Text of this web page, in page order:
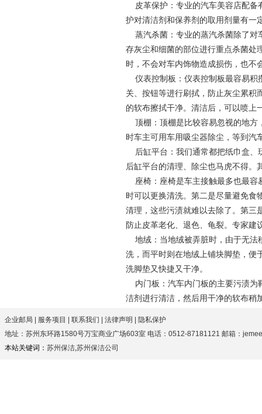
皮革保护：专业的汽车美容店配备
护对清洁剂和保养剂的取用剂量有一
蒸汽杀菌：专业的蒸汽杀菌除了对
存灰尘和细菌的部位进行重点杀菌处
时，不会对车内饰物造成损伤，也不
仪表控制板：仪表控制板最容易积
关、按钮等进行刷拭，防止灰尘累积
的软布擦拭干净。 清洁后，可以喷上
顶棚：顶棚是比较容易忽视的地方
时车主可用车用吸尘器除尘，等到汽
后缸平台：我们通常都把纸巾盒、
后缸平台的清理、除尘也马虎不得。
座椅：座椅是车主接触最多也最容
时可以更换清洗。第二是尽量避免食
清理，这些污渍就难以去除了。第三
防止皮革老化、退色、龟裂。专家建
地绒：当地绒被弄脏时，由于无法
洗 ，而平时则在地绒上铺块脚垫，
洗脚垫又快捷又干净。
内门板：汽车内门板的主要污渍为
洁剂进行清洁，然后用干净的软布稍
企业邮局 服务项目 联系我们 法律声明
隐私保护
地址：苏州东环路1580号万宝商业广场603室 电话：0512-87181121 邮箱：
本站关键词： 苏州保洁,苏州保洁公司